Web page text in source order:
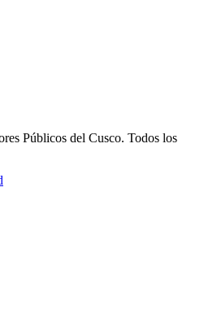
Públicos del Cusco. Todos los